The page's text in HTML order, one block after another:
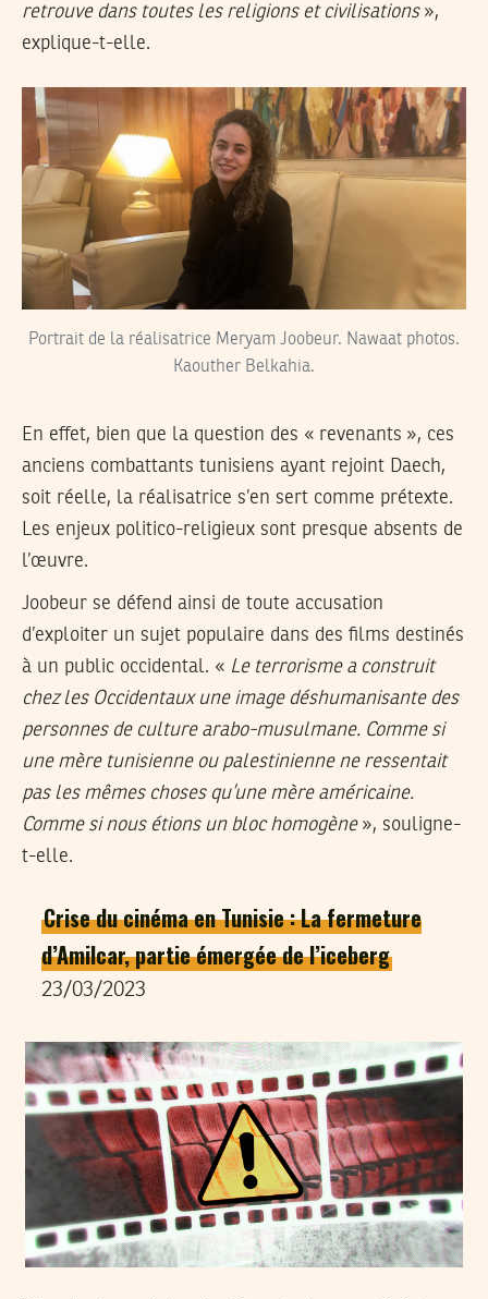
retrouve dans toutes les religions et civilisations»,
explique-t-elle.
Portrait de la réalisatrice Meryam Joobeur. Nawaat photos.
Kaouther Belkahia.
En effet, bien que la question des « revenants », ces
anciens combattants tunisiens ayant rejoint Daech,
soit réelle, la réalisatrice s’en sert comme prétexte.
Les enjeux politico-religieux sont presque absents de
l’œuvre.
Joobeur se défend ainsi de toute accusation
d’exploiter un sujet populaire dans des films destinés
à un public occidental. « Le terrorisme a construit
chez les Occidentaux une image déshumanisante des
personnes de culture arabo-musulmane. Comme si
une mère tunisienne ou palestinienne ne ressentait
pas les mêmes choses qu’une mère américaine.
Comme si nous étions un bloc homogène», souligne-
t-elle.
Crise du cinéma en Tunisie : La fermeture
d’Amilcar, partie émergée de l’iceberg
23/03/2023